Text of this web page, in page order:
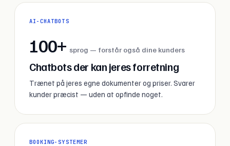
AI-CHATBOTS
100+ sprog — forstår også dine kunders
Chatbots der kan jeres forretning
Trænet på jeres egne dokumenter og priser. Svarer
kunder præcist — uden at opfinde noget.
BOOKING-SYSTEMER